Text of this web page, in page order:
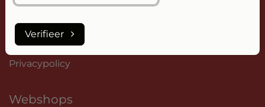
Verifieer
Contact
Verzending
Winkels
Privacypolicy
Webshops